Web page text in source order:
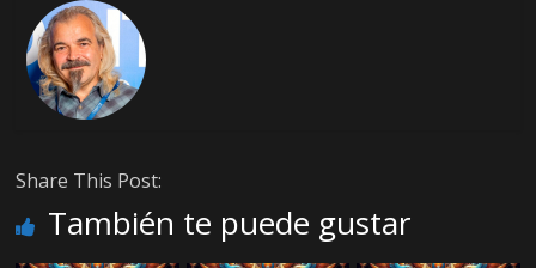
Share This Post:
También te puede gustar